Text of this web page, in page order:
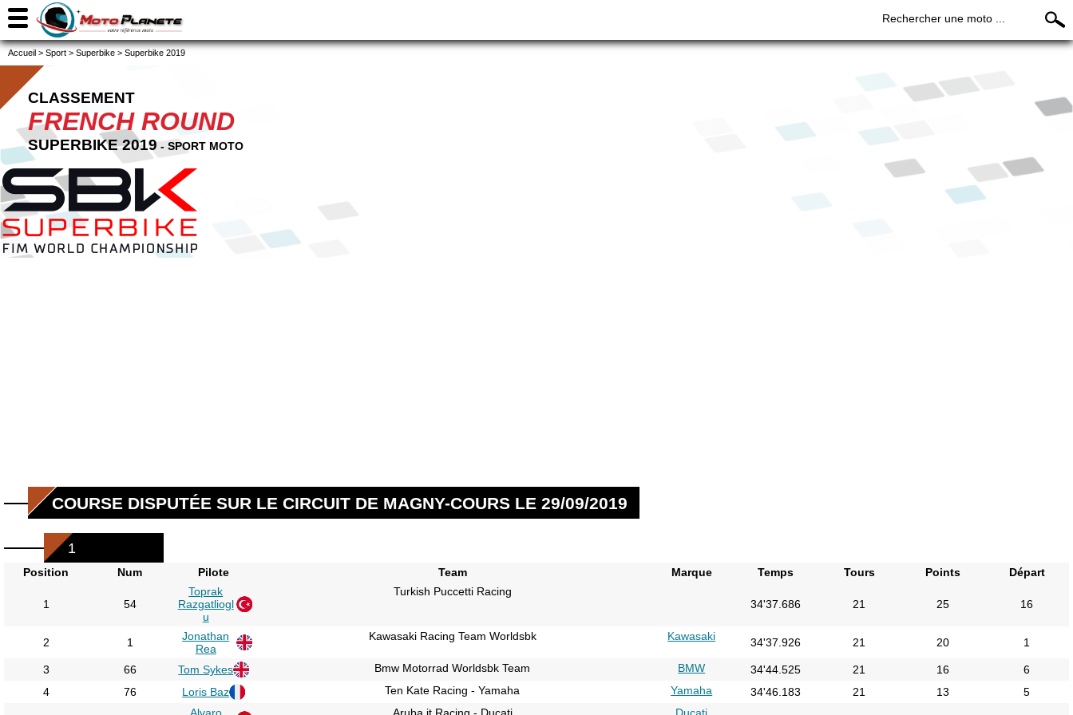
Rechercher une moto ...
Accueil > Sport > Superbike > Superbike 2019
CLASSEMENT
FRENCH ROUND
SUPERBIKE 2019 - SPORT MOTO
COURSE DISPUTÉE SUR LE CIRCUIT DE MAGNY-COURS LE 29/09/2019
1
Position Num Pilote Team Marque Temps Tours Points Départ
1 54
Toprak
Razgatliogl
u
Turkish Puccetti Racing
34'37.686
21 25 16
2 1
Jonathan
Rea
Kawasaki Racing Team Worldsbk Kawasaki 34'37.926 21 20 1
3 66 Tom Sykes Bmw Motorrad Worldsbk Team BMW 34'44.525 21 16
6
4
76 Loris Baz Ten Kate Racing - Yamaha Yamaha 34'46.183 21 13 5